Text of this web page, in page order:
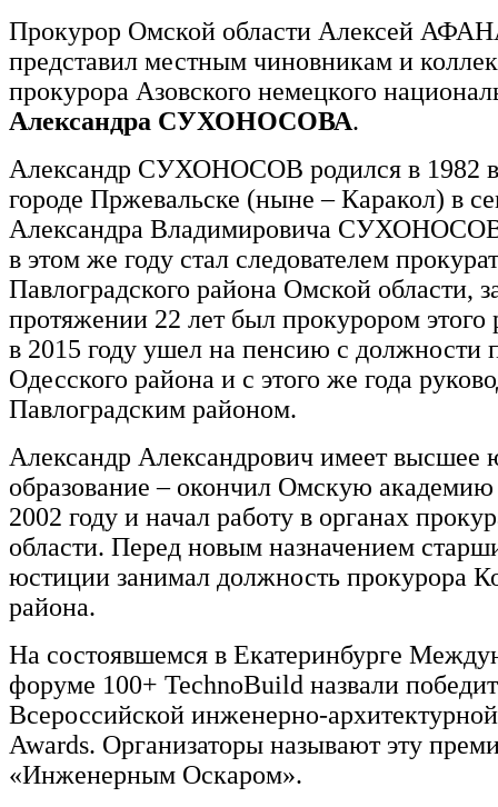
Прокурор Омской области Алексей
представил местным чиновникам и
прокурора Азовского немецкого
Александра СУХОНОСОВА.
Александр СУХОНОСОВ родился в 1982 в
городе Пржевальске (ныне – Каракол) в
Александра Владимировича
в этом же году стал следователем
Павлоградского района Омской области,
протяжении 22 лет был прокурором этого
в 2015 году ушел на пенсию с должности
Одесского района и с этого же года
Павлоградским районом.
Александр Александрович имеет высшее
образование – окончил Омскую
2002 году и начал работу в органах
области. Перед новым назначением
юстиции занимал должность прокурора
района.
На состоявшемся в Екатеринбурге
форуме 100+ TechnoBuild назвали
Всероссийской инженерно-
Awards. Организаторы называют эту
«Инженерным Оскаром».